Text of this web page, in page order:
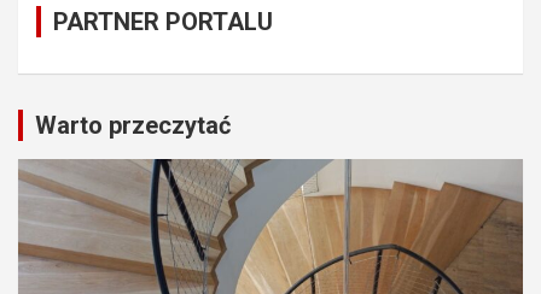
PARTNER PORTALU
Warto przeczytać